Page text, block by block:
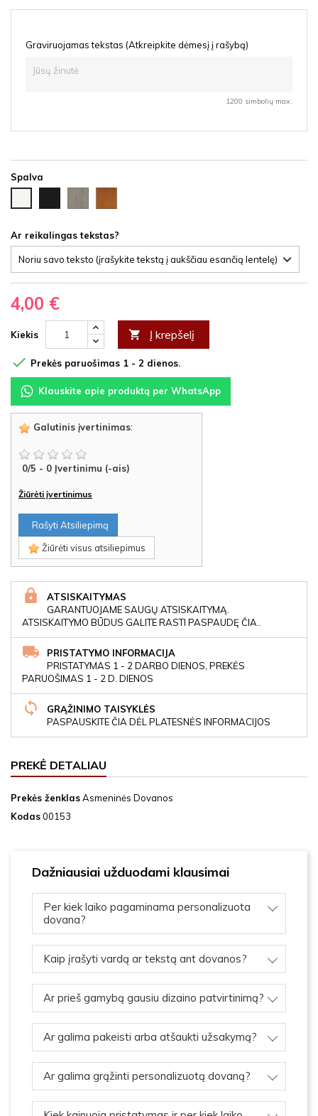
Graviruojamas tekstas (Atkreipkite dėmesį į rašybą)
1200 simbolių max.
Spalva
HDF
HDF
latte
HDF
Ar reikalingas tekstas?
4,00 €
Kiekis  Į krepšelį
 Prekės paruošimas 1 - 2 dienos.
Klauskite apie produktą per WhatsApp
Galutinis įvertinimas:
0/5 - 0 Įvertinimu (-ais)
Žiūrėti įvertinimus
Rašyti Atsiliepimą
Žiūrėti visus atsiliepimus
ATSISKAITYMAS
GARANTUOJAME SAUGŲ ATSISKAITYMĄ.
ATSISKAITYMO BŪDUS GALITE RASTI PASPAUDĘ ČIA..
PRISTATYMO INFORMACIJA
PRISTATYMAS 1 - 2 DARBO DIENOS, PREKĖS
PARUOŠIMAS 1 - 2 D. DIENOS
GRĄŽINIMO TAISYKLĖS
PASPAUSKITE ČIA DĖL PLATESNĖS INFORMACIJOS
PREKĖ DETALIAU
Prekės ženklasAsmeninės Dovanos
Kodas00153
Dažniausiai užduodami klausimai
Per kiek laiko pagaminama personalizuota
dovana?
Kaip įrašyti vardą ar tekstą ant dovanos?
Ar prieš gamybą gausiu dizaino patvirtinimą?
Ar galima pakeisti arba atšaukti užsakymą?
Ar galima grąžinti personalizuotą dovaną?